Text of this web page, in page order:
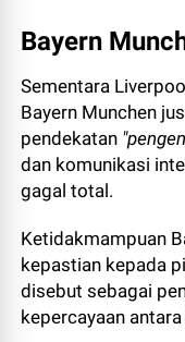
Bayern
Sementara
Bayern Munchen
pendekatan
dan komunikasi
gagal total.
Ketidakmampuan
kepastian kepada
disebut sebagai
kepercayaan